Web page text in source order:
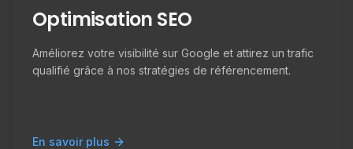
Optimisation SEO
Améliorez votre visibilité sur Google et attirez un trafic
qualifié grâce à nos stratégies de référencement.
En savoir plus